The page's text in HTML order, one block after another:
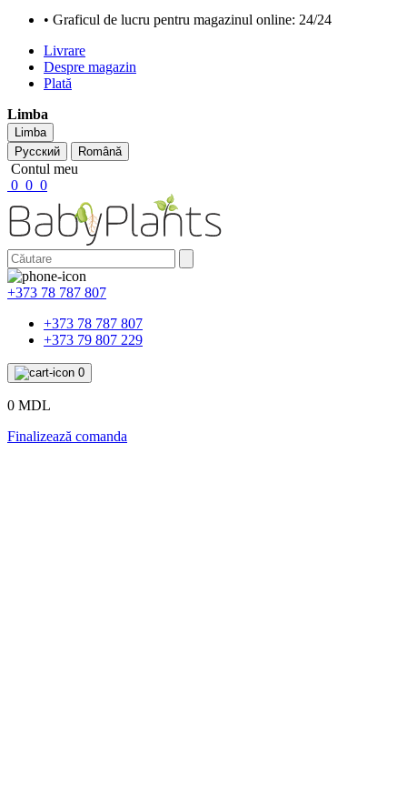
• Graficul de lucru pentru magazinul online: 24/24
Livrare
Despre magazin
Plată
Limba
Limba
Русский
Română
Contul meu
0 0 0
+373 78 787 807
+373 78 787 807
+373 79 807 229
0
0 MDL
Finalizează comanda